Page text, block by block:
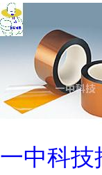
一中科技